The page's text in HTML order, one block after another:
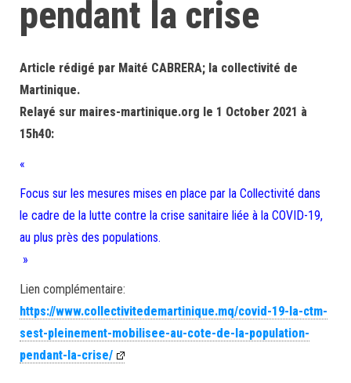
pendant la crise
Article rédigé par Maité CABRERA; la collectivité de
Martinique.
Relayé sur maires-martinique.org le 1 October 2021 à
15h40:
«
Focus sur les mesures mises en place par la Collectivité dans
le cadre de la lutte contre la crise sanitaire liée à la COVID-19,
au plus près des populations.
»
Lien complémentaire:
https://www.collectivitedemartinique.mq/covid-19-la-ctm-
sest-pleinement-mobilisee-au-cote-de-la-population-
pendant-la-crise/